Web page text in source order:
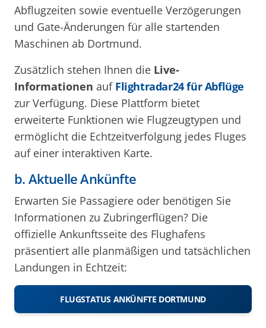
Abflugzeiten sowie eventuelle Verzögerungen
und Gate-Änderungen für alle startenden
Maschinen ab Dortmund.
Zusätzlich stehen Ihnen die Live-
Informationen auf Flightradar24 für Abflüge
zur Verfügung. Diese Plattform bietet
erweiterte Funktionen wie Flugzeugtypen und
ermöglicht die Echtzeitverfolgung jedes Fluges
auf einer interaktiven Karte.
b. Aktuelle Ankünfte
Erwarten Sie Passagiere oder benötigen Sie
Informationen zu Zubringerflügen? Die
offizielle Ankunftsseite des Flughafens
präsentiert alle planmäßigen und tatsächlichen
Landungen in Echtzeit:
FLUGSTATUS ANKÜNFTE DORTMUND